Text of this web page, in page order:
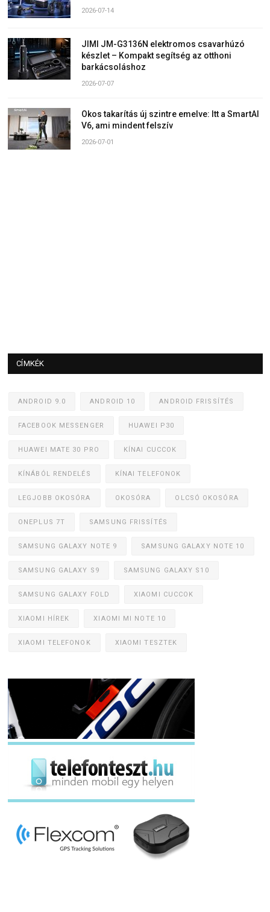
2026-07-14
JIMI JM-G3136N elektromos csavarhúzó
készlet – Kompakt segítség az otthoni
barkácsoláshoz
2026-07-07
Okos takarítás új szintre emelve: Itt a SmartAI
V6, ami mindent felszív
2026-07-01
CÍMKÉK
ANDROID 9.0 ANDROID 10 ANDROID FRISSÍTÉS
FACEBOOK MESSENGER HUAWEI P30
HUAWEI MATE 30 PRO KÍNAI CUCCOK
KÍNÁBÓL RENDELÉS KÍNAI TELEFONOK
LEGJOBB OKOSÓRA OKOSÓRA OLCSÓ OKOSÓRA
ONEPLUS 7T SAMSUNG FRISSÍTÉS
SAMSUNG GALAXY NOTE 9 SAMSUNG GALAXY NOTE 10
SAMSUNG GALAXY S9 SAMSUNG GALAXY S10
SAMSUNG GALAXY FOLD XIAOMI CUCCOK
XIAOMI HÍREK XIAOMI MI NOTE 10
XIAOMI TELEFONOK XIAOMI TESZTEK